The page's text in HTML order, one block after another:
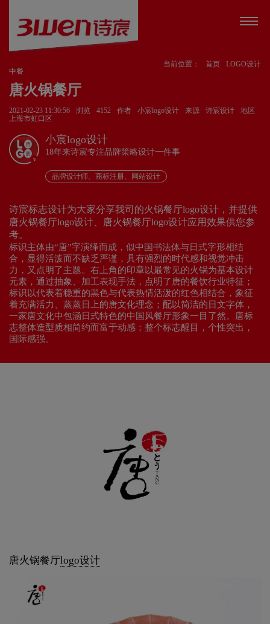
当前位置： 首页
LOGO设计
中餐
唐火锅餐厅
2021-02-23 11:30:56 浏览 4152 作者 小宸logo设计 来源 诗宸设计
地区
上海市虹口区
v
小宸logo设计
18年来诗宸专注品牌策略设计一件事
品牌设计师、商标注册、网站设计
诗宸标志设计为大家分享我司的火锅餐厅logo设计，并提供
唐火锅餐厅logo设计、唐火锅餐厅logo设计应用效果供您参
考。
标识主体由“唐”字演绎而成，似中国书法体与日式字形相结
合，显得活泼而不缺乏严谨，具有强烈的时代感和视觉冲击
力，又点明了主题。右上角的印章以最常见的火锅为基本设计
元素，通过抽象、加工表现手法，点明了唐的餐饮行业特征；
标识以代表着稳重的黑色与代表热情活泼的红色相结合，象征
着充满活力、蒸蒸日上的唐文化理念；配以简洁的日文字体，
一家唐文化中包涵日式特色的中国风餐厅形象一目了然。唐标
志整体造型质相简约而富于动感；整个标志醒目，个性突出，
国际感强。
唐火锅餐厅logo设计